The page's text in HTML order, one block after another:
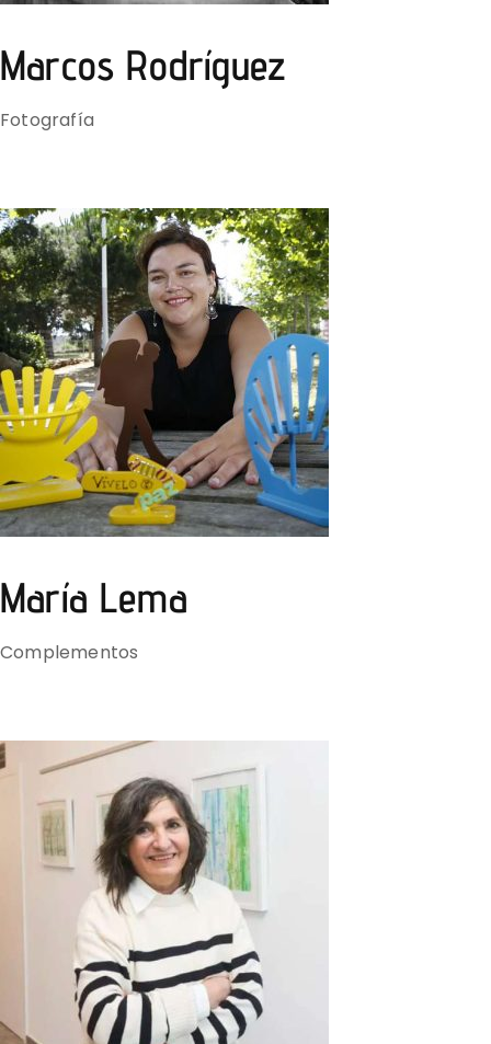
Marcos Rodríguez
Fotografía
Marí­a Lema
Complementos